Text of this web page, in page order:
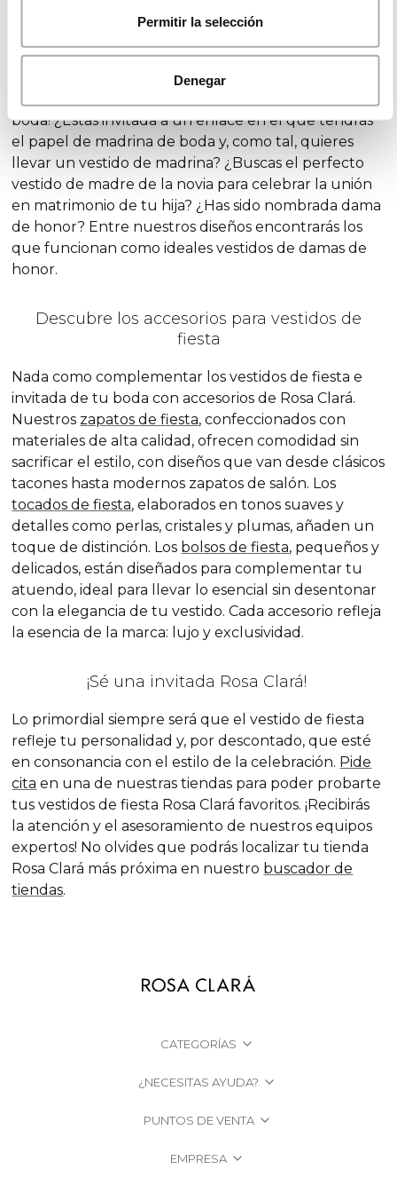
Permitir la selección
Denegar
Vestidos de fiesta para mujer Rosa Clará
boda! ¿Estás invitada a un enlace en el que tendrás
el papel de madrina de boda y, como tal, quieres
llevar un vestido de madrina? ¿Buscas el perfecto
vestido de madre de la novia para celebrar la unión
en matrimonio de tu hija? ¿Has sido nombrada dama
de honor? Entre nuestros diseños encontrarás los
que funcionan como ideales vestidos de damas de
honor.
Descubre los accesorios para vestidos de
fiesta
Nada como complementar los vestidos de fiesta e
invitada de tu boda con accesorios de Rosa Clará.
Nuestros zapatos de fiesta, confeccionados con
materiales de alta calidad, ofrecen comodidad sin
sacrificar el estilo, con diseños que van desde clásicos
tacones hasta modernos zapatos de salón. Los
tocados de fiesta, elaborados en tonos suaves y
detalles como perlas, cristales y plumas, añaden un
toque de distinción. Los bolsos de fiesta, pequeños y
delicados, están diseñados para complementar tu
atuendo, ideal para llevar lo esencial sin desentonar
con la elegancia de tu vestido. Cada accesorio refleja
la esencia de la marca: lujo y exclusividad.
¡Sé una invitada Rosa Clará!
Lo primordial siempre será que el vestido de fiesta
refleje tu personalidad y, por descontado, que esté
en consonancia con el estilo de la celebración. Pide
cita en una de nuestras tiendas para poder probarte
tus vestidos de fiesta Rosa Clará favoritos. ¡Recibirás
la atención y el asesoramiento de nuestros equipos
expertos! No olvides que podrás localizar tu tienda
Rosa Clará más próxima en nuestro buscador de
tiendas.
CATEGORÍAS
¿NECESITAS AYUDA?
PUNTOS DE VENTA
EMPRESA